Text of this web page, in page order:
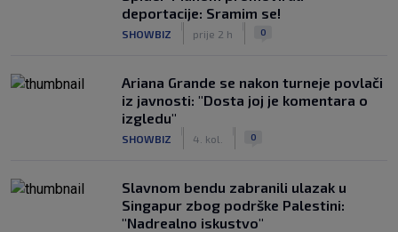
deportacije: Sramim se!
SHOWBIZ prije 2 h 0
Ariana Grande se nakon turneje povlači
iz javnosti: "Dosta joj je komentara o
izgledu"
SHOWBIZ 4. kol. 0
Slavnom bendu zabranili ulazak u
Singapur zbog podrške Palestini:
"Nadrealno iskustvo"